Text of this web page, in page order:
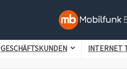
GESCHÄFTSKUNDEN INTERNET